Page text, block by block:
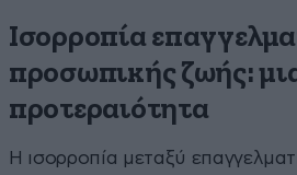
Ισορροπία
προσωπικής ζωής:
προτεραιότητα
Η ισορροπία μεταξύ